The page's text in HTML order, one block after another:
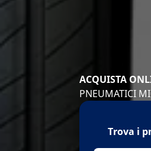
ACQUISTA
PNEUMATICI
Trova i